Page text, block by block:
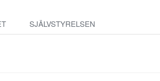
SJÄLVSTYRELSEN